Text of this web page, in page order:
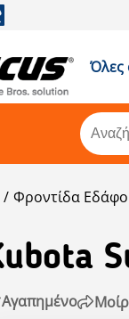
Όλες
Φροντίδα
Αγαπημένο